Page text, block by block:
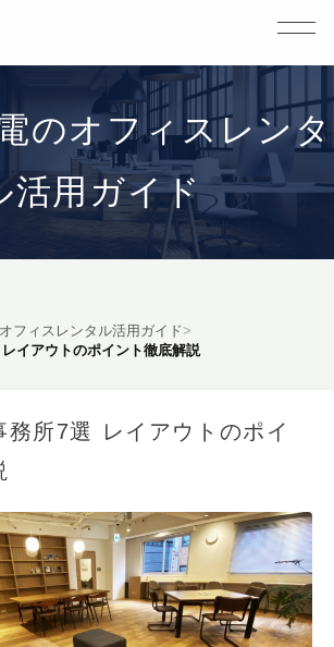
のオフィスレンタ
活用ガイド
フィスレンタル活用ガイド>
イアウトのポイント徹底解説
務所7選 レイアウトのポイ